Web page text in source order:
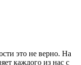
это не верно. На
каждого из нас с